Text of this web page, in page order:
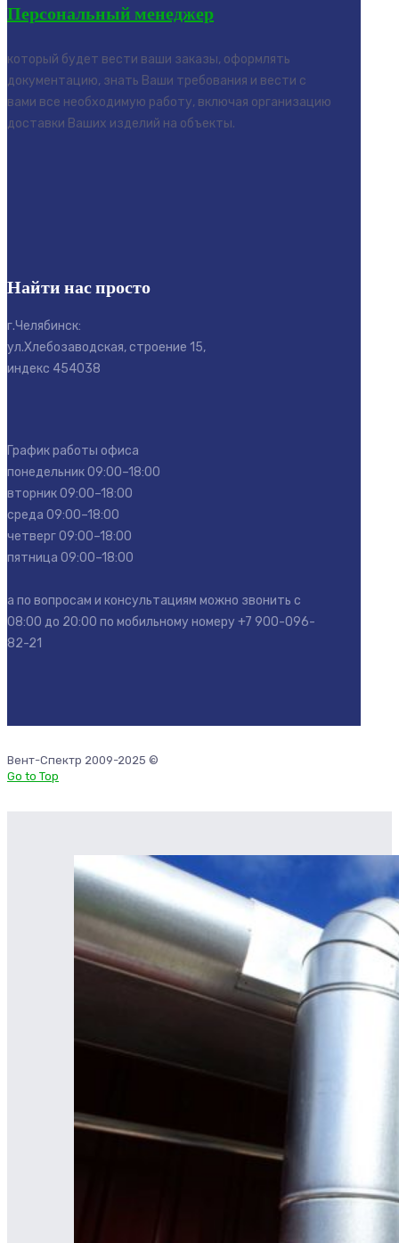
Персональный менеджер
который будет вести ваши заказы, оформлять
документацию, знать Ваши требования и вести с
вами все необходимую работу, включая организацию
доставки Ваших изделий на объекты.
Найти нас просто
г.Челябинск:
ул.Хлебозаводская, строение 15,
индекс 454038
График работы офиса
понедельник 09:00–18:00
вторник 09:00–18:00
среда 09:00–18:00
четверг 09:00–18:00
пятница 09:00–18:00
а по вопросам и консультациям можно звонить с
08:00 до 20:00 по мобильному номеру +7 900-096-
82-21
Вент-Спектр 2009-2025 ©
Go to Top